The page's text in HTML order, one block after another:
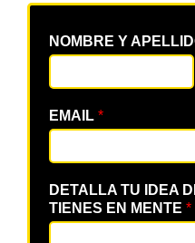
NOMBRE Y
EMAIL *
DETALLA TU IDEA
TIENES EN MENTE *